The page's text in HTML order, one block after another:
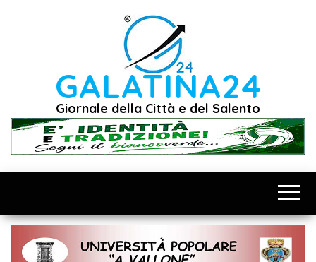
GALATINA24
Giornale della Città e del Salento